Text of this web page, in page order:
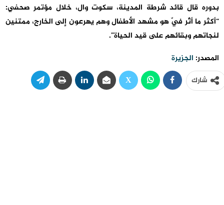
بدوره قال قائد شرطة المدينة، سكوت وال، خلال مؤتمر صحفي:
“أكثر ما أثّر فيّ هو مشهد الأطفال وهم يهرعون إلى الخارج، ممتنين
لنجاتهم وبقائهم على قيد الحياة”.
المصدر: الجزيرة
شارك